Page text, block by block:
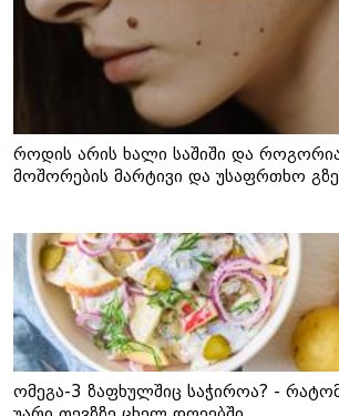
როდის არის ხალი საშიში და როგორია
მოშორების მარტივი და უსაფრთხო
ომეგა-3 ზაფხულშიც საჭიროა? -